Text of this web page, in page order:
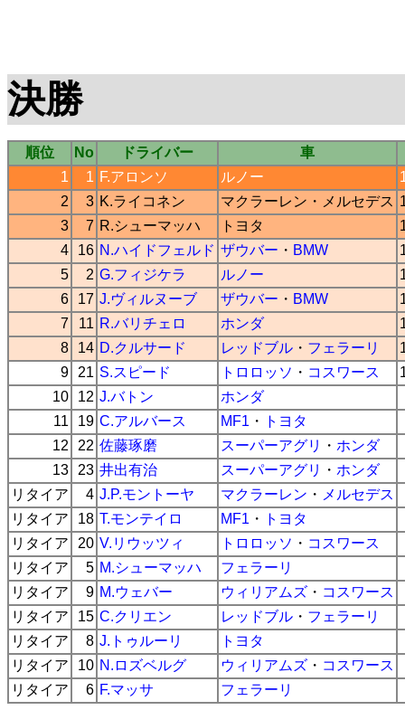
決勝
順位 No ドライバー
車
1
1 F.アロンソ ルノー
2
3 K.ライコネン マクラーレン ・ メルセデス
3
7 R.シューマッハ トヨタ
4
16 N.ハイドフェルド ザウバー ・ BMW
5
2 G.フィジケラ ルノー
6
17 J.ヴィルヌーブ ザウバー ・ BMW
7
11 R.バリチェロ ホンダ
8
14 D.クルサード レッドブル ・ フェラーリ
9
21 S.スピード トロロッソ ・ コスワース
10
12 J.バトン
ホンダ
11
19 C.アルバース MF1 ・
トヨタ
12
22 佐藤琢磨 スーパーアグリ ・ ホンダ
13
23 井出有治 スーパーアグリ ・ ホンダ
リタイア
4 J.P.モントーヤ マクラーレン ・ メルセデス
リタイア
18 T.モンテイロ MF1 ・
トヨタ
リタイア
20 V.リウッツィ トロロッソ ・ コスワース
リタイア
5 M.シューマッハ
フェラーリ
リタイア
9 M.ウェバー ウィリアムズ ・ コスワース
リタイア
15 C.クリエン レッドブル ・ フェラーリ
リタイア
8 J.トゥルーリ
トヨタ
リタイア
10 N.ロズベルグ ウィリアムズ ・ コスワース
リタイア
6 F.マッサ フェラーリ